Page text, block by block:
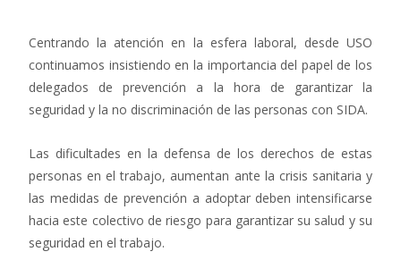
Centrando la atención en la esfera laboral, desde USO
continuamos insistiendo en la importancia del papel de los
delegados de prevención a la hora de garantizar la
seguridad y la no discriminación de las personas con SIDA.
Las dificultades en la defensa de los derechos de estas
personas en el trabajo, aumentan ante la crisis sanitaria y
las medidas de prevención a adoptar deben intensificarse
hacia este colectivo de riesgo para garantizar su salud y su
seguridad en el trabajo.